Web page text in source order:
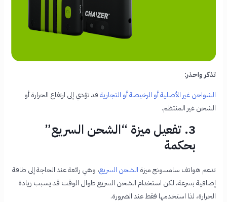
تذكر واحذر:
الشواحن غير الأصلية أو الرخيصة أو التجاريةقد تؤدي إلى ارتفاع الحرارة أو
الشحن غير المنتظم.
3. تفعيل ميزة “الشحن السريع”
بحكمة
تدعم هواتف سامسونج ميزة الشحن السريع، وهي رائعة عند الحاجة إلى طاقة
إضافية بسرعة، لكن استخدام الشحن السريع طوال الوقت قد يسبب زيادة
الحرارة، لذا استخدمها فقط عند الضرورة.